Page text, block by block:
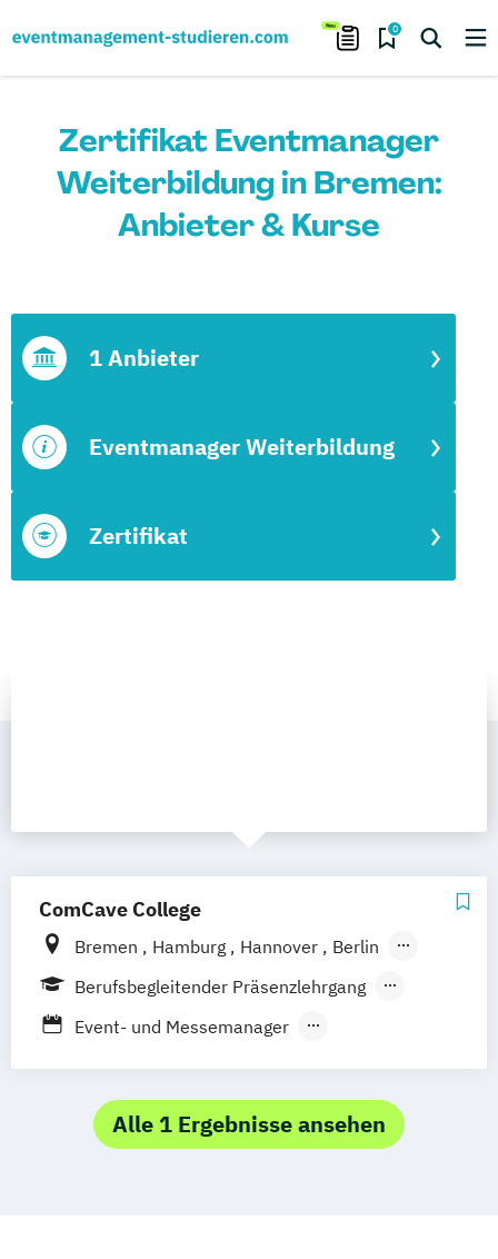
0
Zertifikat Eventmanager
Weiterbildung in Bremen:
Anbieter & Kurse
Zertifikat
Eventmanager Weiterbildung
1 Anbieter
ComCave College
Bremen Hamburg Hannover
Berlin
Leipzig
Dresden Nürnberg
Münster
Düsseldorf
Köln Mönchengladbach
Siegen Wiesbaden Frankfurt am Main
Mannheim Karlsruhe Stuttgart
Augsburg München
Berufsbegleitender Präsenzlehrgang
Fernlehrgang
Event- und Messemanager
Externenprüfung Veranstaltungskaufmann
Media und Eventmanagement
Alle 1 Ergebnisse ansehen